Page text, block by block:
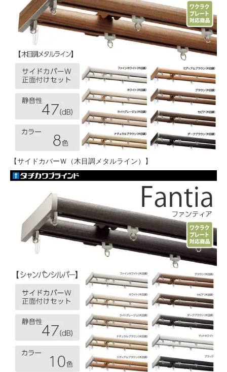
【サイドカバーＷ（木目調メタルライン）】